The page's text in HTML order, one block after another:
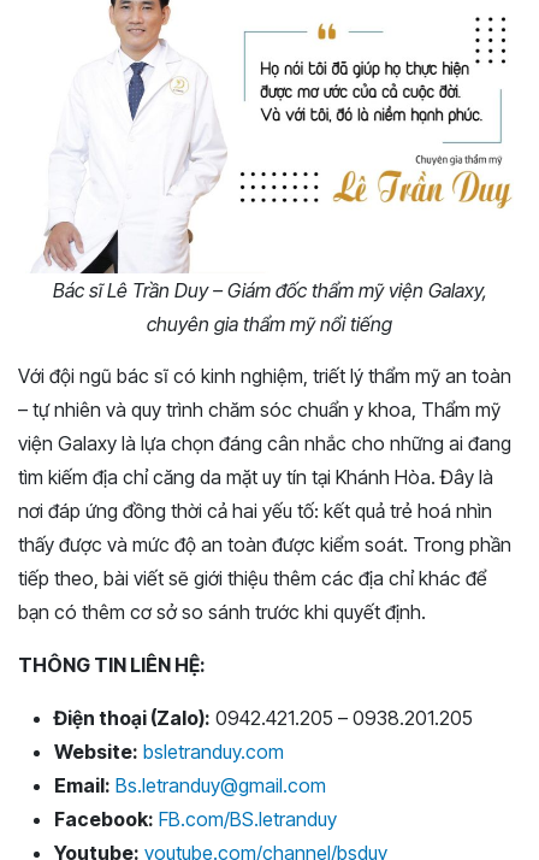
Bác sĩ Lê Trần Duy – Giám đốc thẩm mỹ viện Galaxy,
chuyên gia thẩm mỹ nổi tiếng
Với đội ngũ bác sĩ có kinh nghiệm, triết lý thẩm mỹ an toàn
– tự nhiên và quy trình chăm sóc chuẩn y khoa, Thẩm mỹ
viện Galaxy là lựa chọn đáng cân nhắc cho những ai đang
tìm kiếm địa chỉ căng da mặt uy tín tại Khánh Hòa. Đây là
nơi đáp ứng đồng thời cả hai yếu tố: kết quả trẻ hoá nhìn
thấy được và mức độ an toàn được kiểm soát. Trong phần
tiếp theo, bài viết sẽ giới thiệu thêm các địa chỉ khác để
bạn có thêm cơ sở so sánh trước khi quyết định.
THÔNG TIN LIÊN HỆ:
Điện thoại (Zalo): 0942.421.205 – 0938.201.205
Website: bsletranduy.com
Email: Bs.letranduy@gmail.com
Facebook: FB.com/BS.letranduy
Youtube: youtube.com/channel/bsduy